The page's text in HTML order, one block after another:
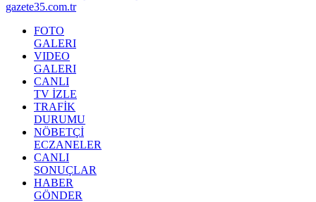
FOTO
GALERI
VIDEO
GALERI
CANLI
TV İZLE
TRAFİK
DURUMU
NÖBETÇİ
ECZANELER
CANLI
SONUÇLAR
HABER
GÖNDER